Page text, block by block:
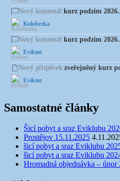
Nový komentář:kurz podzim
Kolobezka
Nový komentář:kurz podzim
Evikmt
Nový příspěvek:zveřejněný kurz
Evikmt
Samostatné články
Šicí pobyt a sraz Eviklubu
Prostějov 15.11.2025
šicí pobyt a sraz Eviklubu
šicí pobyt a sraz Eviklubu
Hromadná objednávka – únor